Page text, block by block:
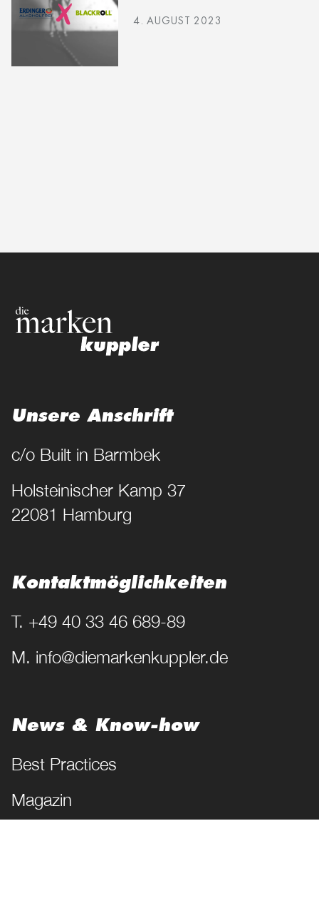
4. AUGUST 2023
Unsere Anschrift
c/o Built in Barmbek
Holsteinischer Kamp 37
22081 Hamburg
Kontakt­möglichkeiten
T. +49 40 33 46 689-89
M. info@diemarkenkuppler.de
News & Know-how
Best Practices
Magazin